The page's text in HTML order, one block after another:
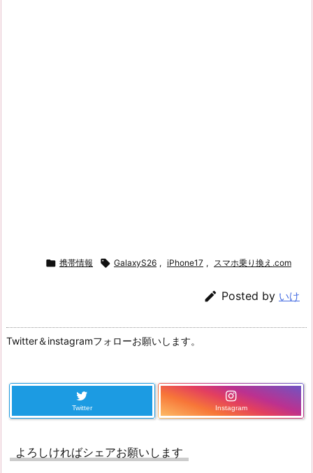
 携帯情報  GalaxyS26 , iPhone17 , スマホ乗り換え.com
 Posted by いけ
Twitter＆instagramフォローお願いします。
Twitter Instagram
よろしければシェアお願いします